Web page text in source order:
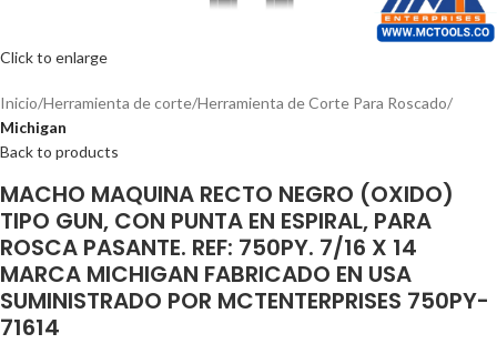
Click to enlarge
Inicio Herramienta de corte Herramienta de Corte Para Roscado
Michigan
Back to products
MACHO MAQUINA RECTO NEGRO (OXIDO)
TIPO GUN, CON PUNTA EN ESPIRAL, PARA
ROSCA PASANTE. REF: 750PY. 7/16 X 14
MARCA MICHIGAN FABRICADO EN USA
SUMINISTRADO POR MCTENTERPRISES 750PY-
71614